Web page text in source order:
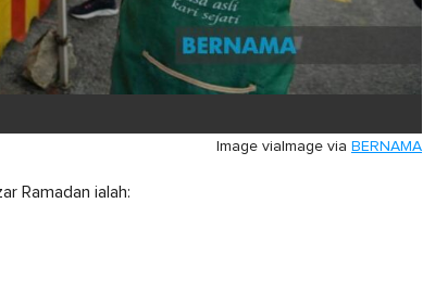
Image via BERNAMA
Image via
Ramadan ialah: